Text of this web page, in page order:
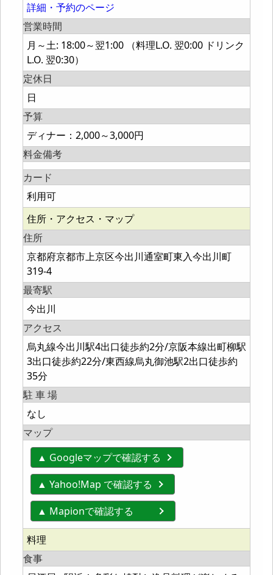
詳細・予約のページ
営業時間
月～土: 18:00～翌1:00 （料理L.O. 翌0:00 ドリンク
L.O. 翌0:30）
定休日
日
予算
ディナー：2,000～3,000円
料金備考
カード
利用可
住所・アクセス・マップ
住所
京都府京都市上京区今出川通室町東入今出川町
319-4
最寄駅
今出川
アクセス
烏丸線今出川駅4出口徒歩約2分/京阪本線出町柳駅
3出口徒歩約22分/東西線烏丸御池駅2出口徒歩約
35分
駐 車 場
なし
マップ
▲ Googleマップで確認する
▲ Yahoo!Map で確認する
▲ Mapionで確認する
料理
食事